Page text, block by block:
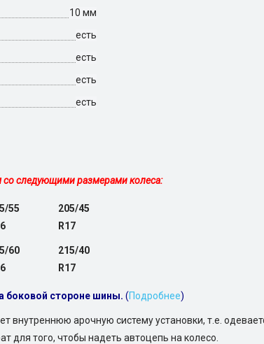
10 мм
есть
есть
есть
есть
следующими размерами колеса:
55
205/45
R17
60
215/40
R17
боковой стороне шины. (Подробнее)
внутреннюю арочную систему установки, т.е.
для того, чтобы надеть автоцепь на колесо.